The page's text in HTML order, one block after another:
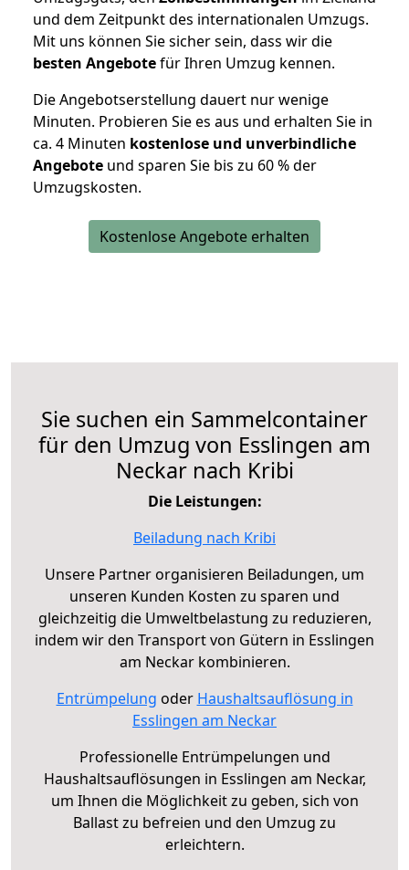
und dem Zeitpunkt des internationalen Umzugs.
Mit uns können Sie sicher sein, dass wir die
besten Angebotefür Ihren Umzug kennen.
Die Angebotserstellung dauert nur wenige
Minuten. Probieren Sie es aus und erhalten Sie in
ca. 4 Minuten kostenlose und unverbindliche
Angebote und sparen Sie bis zu 60 % der
Umzugskosten.
Kostenlose Angebote erhalten
Sie suchen ein Sammelcontainer
für den Umzug von Esslingen am
Neckar nach Kribi
Die Leistungen:
Beiladung nach Kribi
Unsere Partner organisieren Beiladungen, um
unseren Kunden Kosten zu sparen und
gleichzeitig die Umweltbelastung zu reduzieren,
indem wir den Transport von Gütern in Esslingen
am Neckar kombinieren.
Entrümpelung oder Haushaltsauflösung in
Esslingen am Neckar
Professionelle Entrümpelungen und
Haushaltsauflösungen in Esslingen am Neckar,
um Ihnen die Möglichkeit zu geben, sich von
Ballast zu befreien und den Umzug zu
erleichtern.